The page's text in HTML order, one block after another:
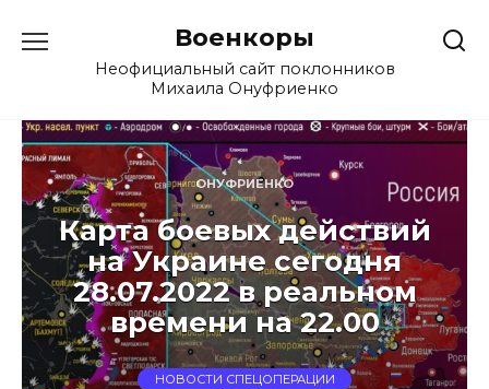
содержанию
Военкоры
Неофициальный сайт поклонников
Михаила Онуфриенко
ОНУФРИЕНКО
Карта боевых действий
на Украине сегодня
28.07.2022 в реальном
времени на 22.00
НОВОСТИ СПЕЦОПЕРАЦИИ